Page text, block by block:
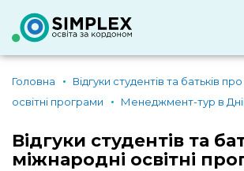
Головна
Відгуки студентів та батьків
освітні програми
Менеджмент-тур в
Відгуки студентів та
міжнародні освітні